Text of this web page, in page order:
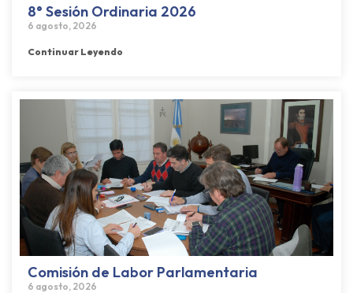
8° Sesión Ordinaria 2026
6 agosto, 2026
Continuar Leyendo
Comisión de Labor Parlamentaria
6 agosto, 2026